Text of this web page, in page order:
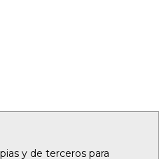
y de terceros para